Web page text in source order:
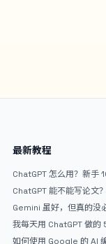
最新教程
ChatGPT 怎么用？新手
ChatGPT 能不能写论文
Gemini 虽好，但真的没
ChatGPT
我每天用 ChatGPT 做的
如何使用 Google 的 AI